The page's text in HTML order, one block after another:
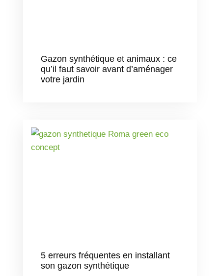
Gazon synthétique et animaux : ce
qu’il faut savoir avant d’aménager
votre jardin
5 erreurs fréquentes en installant
son gazon synthétique